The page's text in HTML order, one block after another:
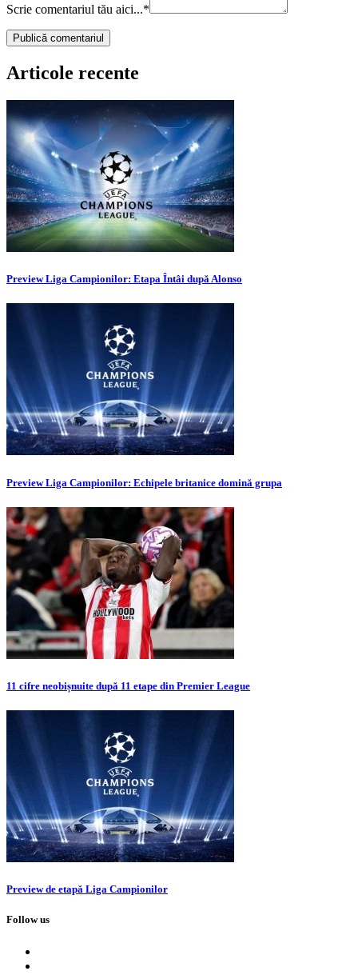
Scrie comentariul tău aici...*
Articole recente
Preview Liga Campionilor: Etapa Întâi după Alonso
Preview Liga Campionilor: Echipele britanice domină grupa
11 cifre neobișnuite după 11 etape din Premier League
Preview de etapă Liga Campionilor
Follow us